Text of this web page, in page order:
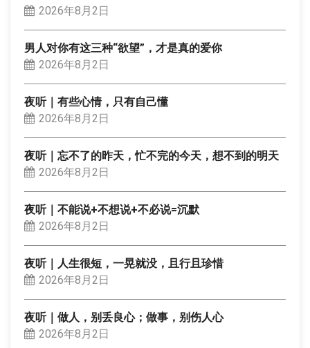
2026年8月2日
男人对你有这三种“欲望”，才是真的爱你
2026年8月2日
夜听｜有些心情，只有自己懂
2026年8月2日
夜听｜忘不了的昨天，忙不完的今天，想不到的明天
2026年8月2日
夜听｜不能说+不想说+不必说=沉默
2026年8月2日
夜听｜人生很短，一晃就没，且行且珍惜
2026年8月2日
夜听｜做人，别丢良心；做事，别伤人心
2026年8月2日